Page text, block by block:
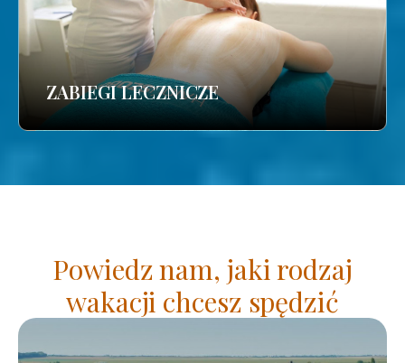
ZABIEGI LECZNICZE
Powiedz nam, jaki rodzaj
wakacji chcesz spędzić